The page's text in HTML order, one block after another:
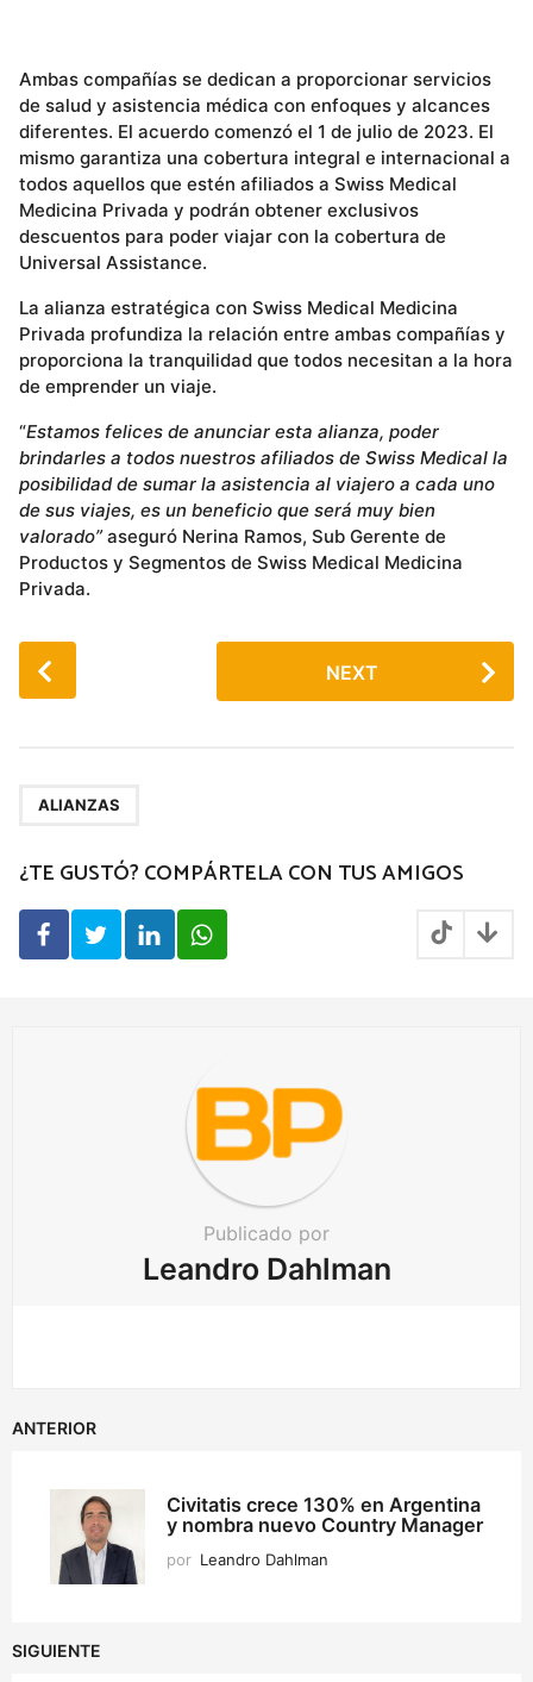
Ambas compañías se dedican a proporcionar servicios
de salud y asistencia médica con enfoques y alcances
diferentes. El acuerdo comenzó el 1 de julio de 2023. El
mismo garantiza una cobertura integral e internacional a
todos aquellos que estén afiliados a Swiss Medical
Medicina Privada y podrán obtener exclusivos
descuentos para poder viajar con la cobertura de
Universal Assistance.
La alianza estratégica con Swiss Medical Medicina
Privada profundiza la relación entre ambas compañías y
proporciona la tranquilidad que todos necesitan a la hora
de emprender un viaje.
“Estamos felices de anunciar esta alianza, poder
brindarles a todos nuestros afiliados de Swiss Medical la
posibilidad de sumar la asistencia al viajero a cada uno
de sus viajes, es un beneficio que será muy bien
valorado”aseguró Nerina Ramos, Sub Gerente de
Productos y Segmentos de Swiss Medical Medicina
Privada.
P
o
i
n
t
NEXT
ALIANZAS
¿TE GUSTÓ? COMPÁRTELA CON TUS AMIGOS
Publicado por
Leandro Dahlman
ANTERIOR
Civitatis crece 130% en Argentina
y nombra nuevo Country Manager
por Leandro Dahlman
SIGUIENTE